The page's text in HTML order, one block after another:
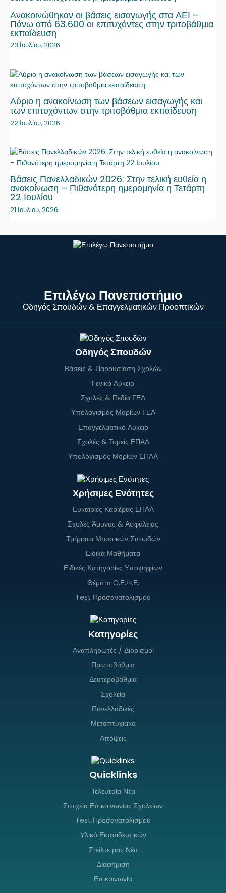
Ανακοινώθηκαν οι βάσεις εισαγωγής στα ΑΕΙ –
Πάνω από 63.600 οι επιτυχόντες στην τριτοβάθμια
εκπαίδευση
23 Ιουλίου, 2026
Αύριο η ανακοίνωση των βάσεων εισαγωγής και
των επιτυχόντων στην τριτοβάθμια εκπαίδευση
22 Ιουλίου, 2026
Βάσεις Πανελλαδικών 2026: Στην τελική ευθεία η
ανακοίνωση – Πιθανότερη ημερομηνία η Τετάρτη
22 Ιουλίου
21 Ιουλίου, 2026
Επιλέγω Πανεπιστήμιο
Οδηγός Σπουδών & Επαγγελματικών Προοπτικών
Οδηγός Σπουδών
Βάσεις & Παρουσίαση Σχολών
Γενικό Λύκειο
Σχολές & Πεδία ΓΕΛ
Υπολογισμός Μορίων ΓΕΛ
Επαγγελματικό Λύκειο
Σχολές & Τομείς ΕΠΑΛ
Υπολογισμός Μορίων ΕΠΑΛ
Χρήσιμες Ενότητες
Ευκαιρίες Καριέρας ΕΠΑΛ
Σχολές Άμυνας & Ασφάλειας
Τμήματα Μουσικών Σπουδών
Ειδικά Μαθήματα
Ειδικές Κατηγορίες Υποψηφίων
Θέματα Ο.Ε.Φ.Ε.
Test Προσανατολισμού
Κατηγορίες
Αναπληρωτές / Διορισμοί
Πρωτοβάθμια
Δευτεροβάθμια
Σχολεία
Πανελλαδικές
Μεταπτυχιακά
Απόψεις
Quicklinks
Τελευταία Νέα
Στοιχεία Επικοινωνίας Σχολείων
Test Προσανατολισμού
Υλικό Εκπαιδευτικών
Στείλτε μας Νέα
Διαφήμιση
Επικοινωνία